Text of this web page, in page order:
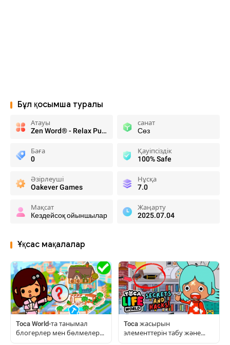
Бұл қосымша туралы
Атауы
Zen Word® - Relax Puzzle Game
санат
Сөз
Баға
0
Қауіпсіздік
100% Safe
Әзірлеуші
Oakever Games
Нұсқа
7.0
Мақсат
Кездейсоқ ойыншылар
Жаңарту
2025.07.04
Ұқсас мақалалар
Toca World-та танымал
блогерлер мен бөлмелерді
Toca жасырын
элементтерін табу және